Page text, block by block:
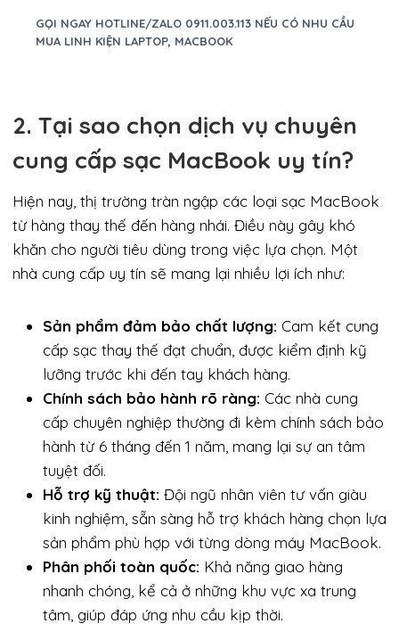
GỌI NGAY HOTLINE/ZALO 0911.003.113 NẾU CÓ NHU CẦU
MUA LINH KIỆN LAPTOP, MACBOOK
2. Tại sao chọn dịch vụ chuyên
cung cấp sạc MacBook uy tín?
Hiện nay, thị trường tràn ngập các loại sạc MacBook
từ hàng thay thế đến hàng nhái. Điều này gây khó
khăn cho người tiêu dùng trong việc lựa chọn. Một
nhà cung cấp uy tín sẽ mang lại nhiều lợi ích như:
Sản phẩm đảm bảo chất lượng: Cam kết cung
cấp sạc thay thế đạt chuẩn, được kiểm định kỹ
lưỡng trước khi đến tay khách hàng.
Chính sách bảo hành rõ ràng: Các nhà cung
cấp chuyên nghiệp thường đi kèm chính sách bảo
hành từ 6 tháng đến 1 năm, mang lại sự an tâm
tuyệt đối.
Hỗ trợ kỹ thuật: Đội ngũ nhân viên tư vấn giàu
kinh nghiệm, sẵn sàng hỗ trợ khách hàng chọn lựa
sản phẩm phù hợp với từng dòng máy MacBook.
Phân phối toàn quốc: Khả năng giao hàng
nhanh chóng, kể cả ở những khu vực xa trung
tâm, giúp đáp ứng nhu cầu kịp thời.